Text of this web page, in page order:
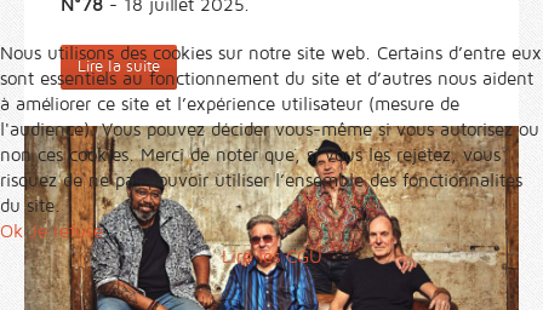
N°78 - 18 juillet 2025.
Lire la suite
Nous utilisons des cookies sur notre site web. Certains d’entre eux
sont essentiels au fonctionnement du site et d’autres nous aident
à améliorer ce site et l’expérience utilisateur (mesure de
l'audience). Vous pouvez décider vous-même si vous autorisez ou
non ces cookies. Merci de noter que, si vous les rejetez, vous
risquez de ne pas pouvoir utiliser l’ensemble des fonctionnalités
du site.
Ok Je refuse
Lire les CGU